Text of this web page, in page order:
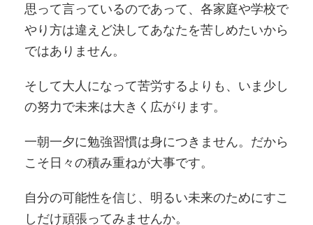
思って言っているのであって、各家庭や学校で
やり方は違えど決してあなたを苦しめたいから
ではありません。
そして大人になって苦労するよりも、いま少し
の努力で未来は大きく広がります。
一朝一夕に勉強習慣は身につきません。だから
こそ日々の積み重ねが大事です。
自分の可能性を信じ、明るい未来のためにすこ
しだけ頑張ってみませんか。